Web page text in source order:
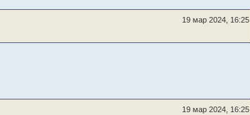
19 мар 2024, 16:25
19 мар 2024, 16:25